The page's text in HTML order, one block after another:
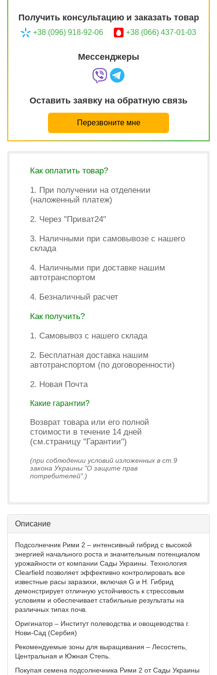
Получить консультацию и заказать товар
+38 (096) 918-92-06 +38 (066) 437-01-03
Мессенджеры
Оставить заявку на обратную связь
Перезвоните мне
Как оплатить товар?
1. При получении на отделении
(наложенный платеж)
2. Через "Приват24"
3. Наличными при самовывозе с нашего
склада
4. Наличными при доставке нашим
автотранспортом
4. Безналичный расчет
Как получить?
1. Самовывоз с нашего склада
2. Бесплатная доставка нашим
автотранспортом (по договоренности)
2. Новая Почта
Какие гарантии?
Возврат товара или его полной
стоимости в течение 14 дней
(см.страницу "Гарантии")
(при соблюдении условий изложенных в ст.9
закона Украины "О защите прав
потребителей".)
Описание
Подсолнечник Рими 2 – интенсивный гибрид с высокой
энергией начального роста и значительным потенциалом
урожайности от компании Сады Украины. Технология
Clearfield позволяет эффективно контролировать все
известные расы заразихи, включая G и H. Гибрид
демонстрирует отличную устойчивость к стрессовым
условиям и обеспечивает стабильные результаты на
различных типах почв.
Оригинатор – Институт полеводства и овощеводства г.
Нови-Сад (Сербия)
Рекомендуемые зоны для выращивания – Лесостепь,
Центральная и Южная Степь.
Покупая семена подсолнечника Рими 2 от Сады Украины